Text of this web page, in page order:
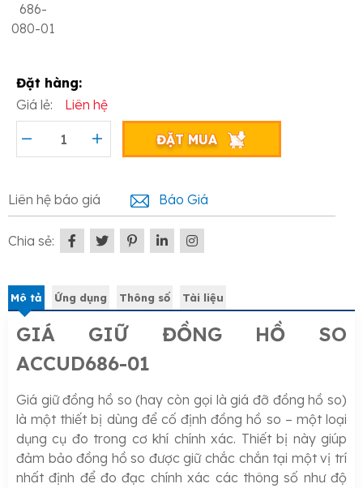
686-
080-01
Đặt hàng:
Giá lẻ:
Liên hệ
ĐẶT MUA
Liên hệ báo giá Báo Giá
Chia sẻ:
Mô tả Ứng dụng Thông số Tài liệu
GIÁ GIỮ ĐỒNG HỒ SO
ACCUD686-01
Giá giữ đồng hồ so (hay còn gọi là giá đỡ đồng hồ so)
là một thiết bị dùng để cố định đồng hồ so – một loại
dụng cụ đo trong cơ khí chính xác. Thiết bị này giúp
đảm bảo đồng hồ so được giữ chắc chắn tại một vị trí
nhất định để đo đạc chính xác các thông số như độ